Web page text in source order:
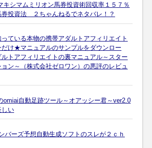
キシマムミリオン馬券投資術回収率１５７％
券投資法 ２ちゃんねるでネタバレ！？
ている本物の携帯アダルトアフィリエイト
だけ★マニュアルのサンプルをダウンロー
ルトアフィリエイトの裏マニュアル～スター
ン～（株式会社ゼロワン）の悪評のレビュ
omiai自動足跡ツール～オアッシー君～ver2.0
い
バーズ予想自動生成ソフトのスレが２ｃｈ